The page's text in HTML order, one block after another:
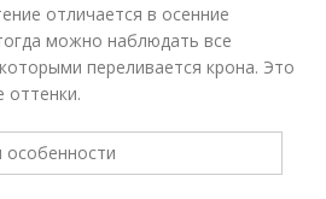
отличается в осенние
можно наблюдать все
переливается крона. Это
оттенки.